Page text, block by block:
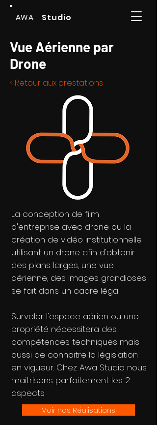
AWA Studio
Vue Aérienne par
Drone
< Retour aux prestations
La conception de film
d'entreprise avec drone ou la
création de vidéo institutionnelle
utilisant un drone afin d'obtenir
des plans larges, une vue
aérienne, des images grandioses
se fait dans un cadre légal.
Survoler l'espace aérien ou une
propriété nécessitera des
compétences techniques mais
aussi de connaitre la législation
en vigueur. Chez Awa Studio nous
maitrisons parfaitement les 2
aspects
Voir nos Réalisations